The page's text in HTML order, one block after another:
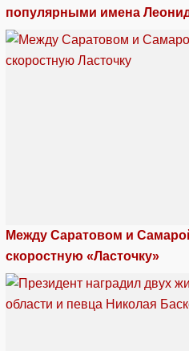
популярными имена
Между Саратовом и
скоростную «Ласточку»